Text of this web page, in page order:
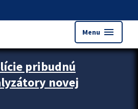
Menu menu
pribudnú
novej